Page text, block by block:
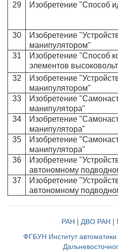
29 Изобретение "Способ
30
Изобретение
манипулятором"
31
Изобретение "Способ
элементов
32
Изобретение
манипулятором"
33
Изобретение
манипулятора"
34
Изобретение
манипулятора"
35
Изобретение
манипулятора"
36
Изобретение
автономному
37
Изобретение
автономному
РАН | ДВО РАН |
ФГБУН Институт